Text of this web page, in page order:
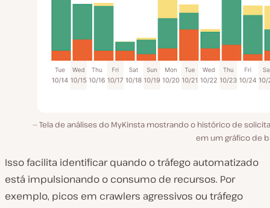
Tela de análises do MyKinsta mostrando o histórico de
em um gráfico de
Isso facilita identificar quando o tráfego automatizado
está impulsionando o consumo de recursos. Por
exemplo, picos em crawlers agressivos ou tráfego